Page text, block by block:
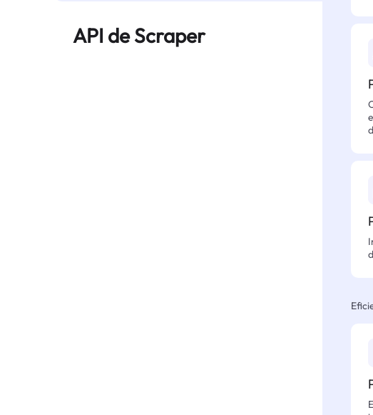
API de Scraper